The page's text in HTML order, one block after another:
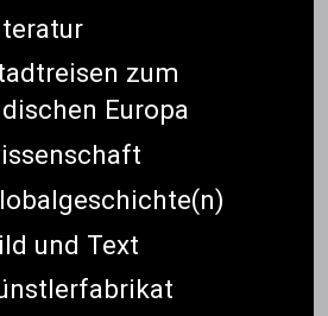
zum
Europa
und Text